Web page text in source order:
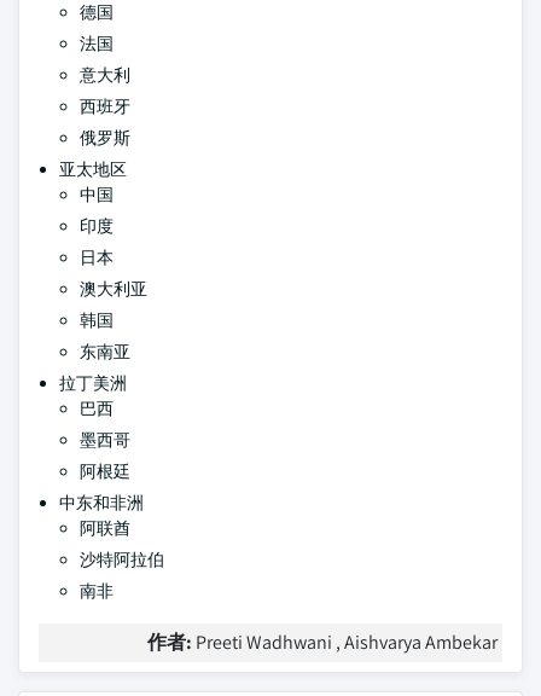
德国
法国
意大利
西班牙
俄罗斯
亚太地区
中国
印度
日本
澳大利亚
韩国
东南亚
拉丁美洲
巴西
墨西哥
阿根廷
中东和非洲
阿联酋
沙特阿拉伯
南非
作者: Preeti Wadhwani , Aishvarya Ambekar